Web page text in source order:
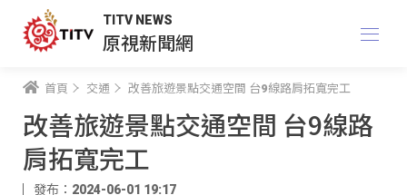
TITV NEWS
原視新聞網
首頁 交通 改善旅遊景點交通空間 台9線路肩拓寬完工
改善旅遊景點交通空間 台9線路
肩拓寬完工
發布：2024-06-01 19:17